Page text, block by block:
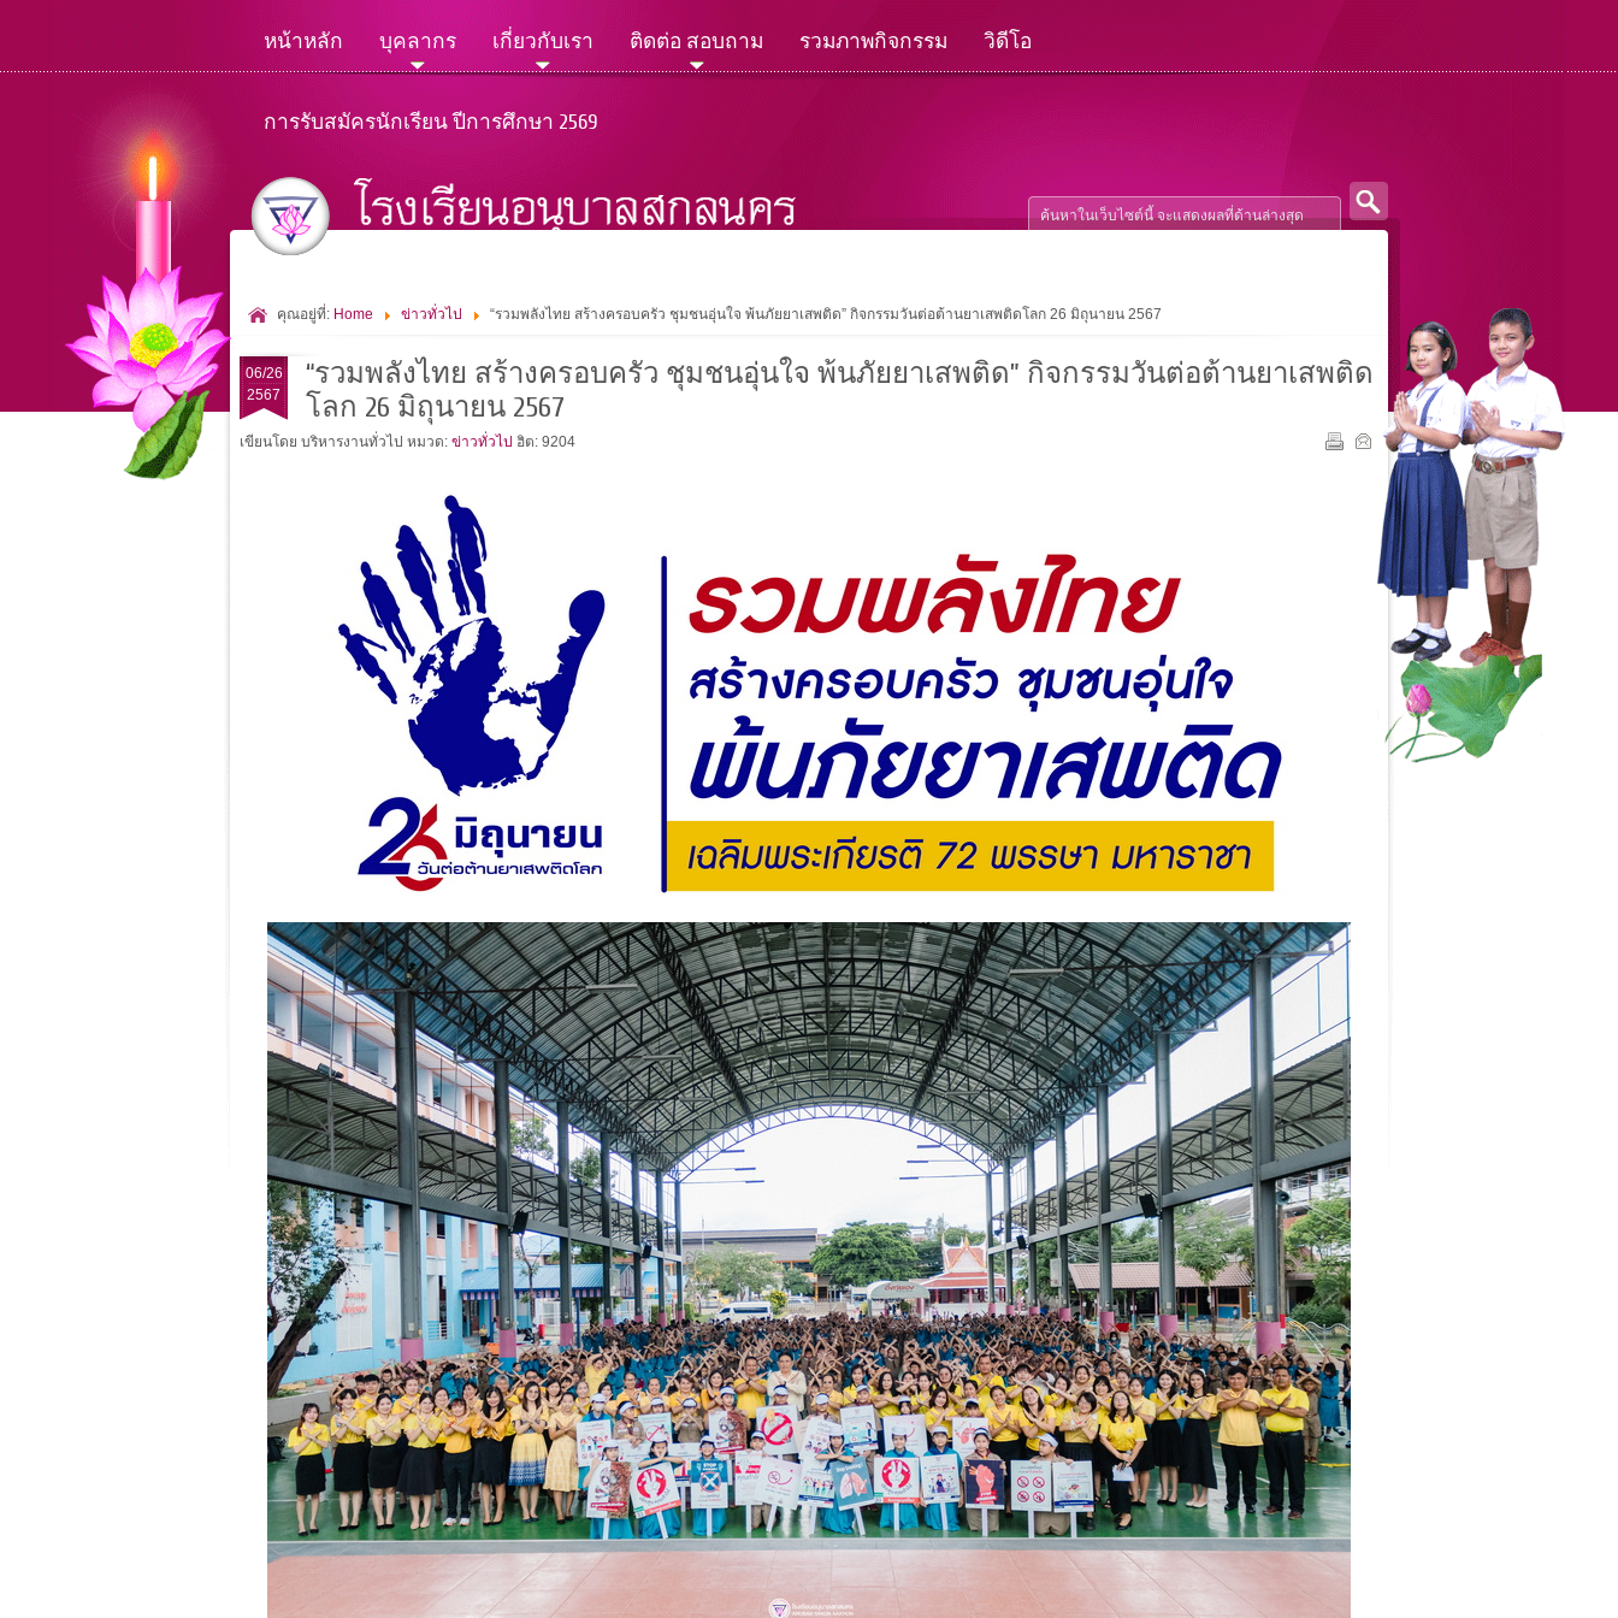
หน้าหลัก บุคลากร เกี่ยวกับเรา ติดต่อ สอบถาม รวมภาพกิจกรรม วิดีโอ
การรับสมัครนักเรียน ปีการศึกษา 2569
คุณอยู่ที่: Home ข่าวทั่วไป “รวมพลังไทย สร้างครอบครัว ชุมชนอุ่นใจ พ้นภัยยาเสพติด” กิจกรรมวันต่อต้านยาเสพติดโลก 26 มิถุนายน 2567
06/26
2567
“รวมพลังไทย สร้างครอบครัว ชุมชนอุ่นใจ พ้นภัยยาเสพติด” กิจกรรมวันต่อต้านยาเสพติด
โลก 26 มิถุนายน 2567
เขียนโดย บริหารงานทั่วไป หมวด: ข่าวทั่วไป ฮิต: 9204